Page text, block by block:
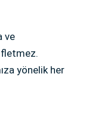
ve
yönelik her